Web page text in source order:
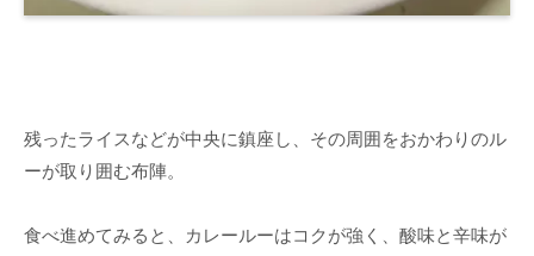
残ったライスなどが中央に鎮座し、その周囲をおかわりのル
ーが取り囲む布陣。
食べ進めてみると、カレールーはコクが強く、酸味と辛味が